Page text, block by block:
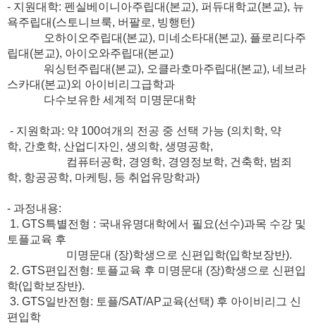
- 지원대학: 펜실베이니아주립대 (본교), 퍼듀대학교(본교), 뉴
욕주립대 (스토니브룩, 버팔로, 빙행턴)
오하이오주립대 (본교), 미네소타대 (본교), 플로리다주
립대 (본교), 아이오와주립대 (본교)
워싱턴주립대 (본교), 오클라호마주립대 (본교), 네브라
스카대 (본교)외 아이비리그급학과
다수보유한 세계적 미명문대학
- 지원학과: 약 100여개의 전공 중 선택 가능 (의치학, 약
학, 간호학, 산업디자인, 생의학, 생명공학,
컴퓨터공학, 경영학, 경영정보학, 건축학, 범죄
학, 항공공학, 마케팅, 등 취업유망학과)
- 과정내용:
1. GTS특별전형 : 국내유명대학에서 필요(선수)과목 수강 및
토플교육 후
미명문대 (장)학생으로 신편입학(입학보장반).
2. GTS편입전형: 토플교육 후 미명문대 (장)학생으로 신편입
학(입학보장반).
3. GTS일반전형: 토플/SAT/AP교육(선택) 후 아이비리그 신
편입학